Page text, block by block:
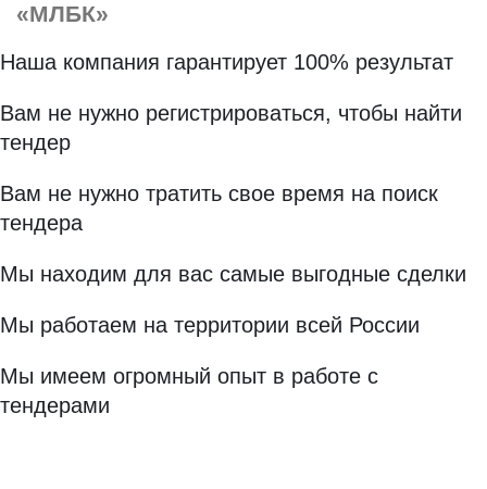
«МЛБК»
Наша компания гарантирует 100% результат
Вам не нужно регистрироваться, чтобы найти
тендер
Вам не нужно тратить свое время на поиск
тендера
Мы находим для вас самые выгодные сделки
Мы работаем на территории всей России
Мы имеем огромный опыт в работе с
тендерами